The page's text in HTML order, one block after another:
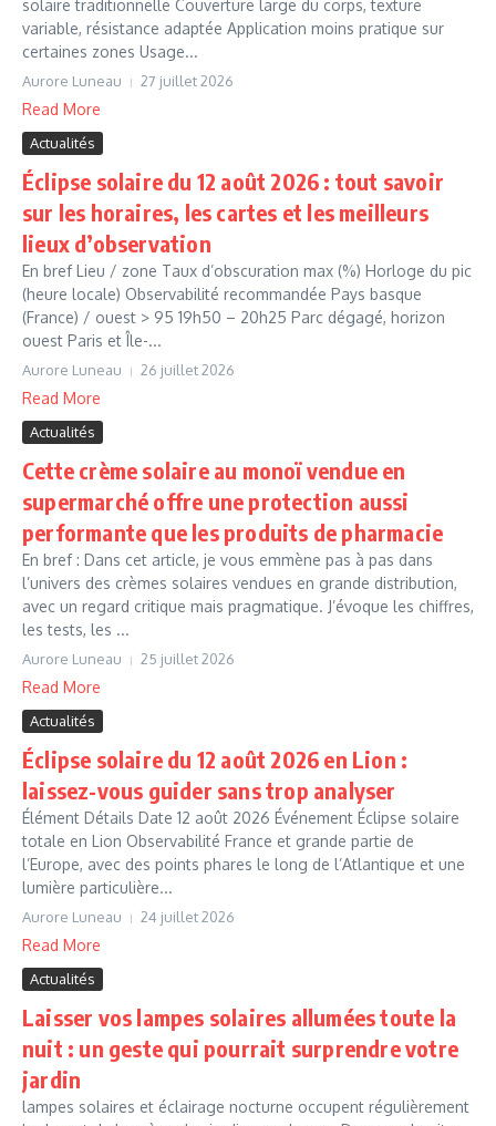
solaire traditionnelle Couverture large du corps, texture
variable, résistance adaptée Application moins pratique sur
certaines zones Usage...
Aurore Luneau 27 juillet 2026
Read More
Actualités
Éclipse solaire du 12 août 2026 : tout savoir
sur les horaires, les cartes et les meilleurs
lieux d’observation
En bref Lieu / zone Taux d’obscuration max (%) Horloge du pic
(heure locale) Observabilité recommandée Pays basque
(France) / ouest > 95 19h50 – 20h25 Parc dégagé, horizon
ouest Paris et Île-...
Aurore Luneau 26 juillet 2026
Read More
Actualités
Cette crème solaire au monoï vendue en
supermarché offre une protection aussi
performante que les produits de pharmacie
En bref : Dans cet article, je vous emmène pas à pas dans
l’univers des crèmes solaires vendues en grande distribution,
avec un regard critique mais pragmatique. J’évoque les chiffres,
les tests, les ...
Aurore Luneau 25 juillet 2026
Read More
Actualités
Éclipse solaire du 12 août 2026 en Lion :
laissez-vous guider sans trop analyser
Élément Détails Date 12 août 2026 Événement Éclipse solaire
totale en Lion Observabilité France et grande partie de
l’Europe, avec des points phares le long de l’Atlantique et une
lumière particulière...
Aurore Luneau 24 juillet 2026
Read More
Actualités
Laisser vos lampes solaires allumées toute la
nuit : un geste qui pourrait surprendre votre
jardin
lampes solaires et éclairage nocturne occupent régulièrement